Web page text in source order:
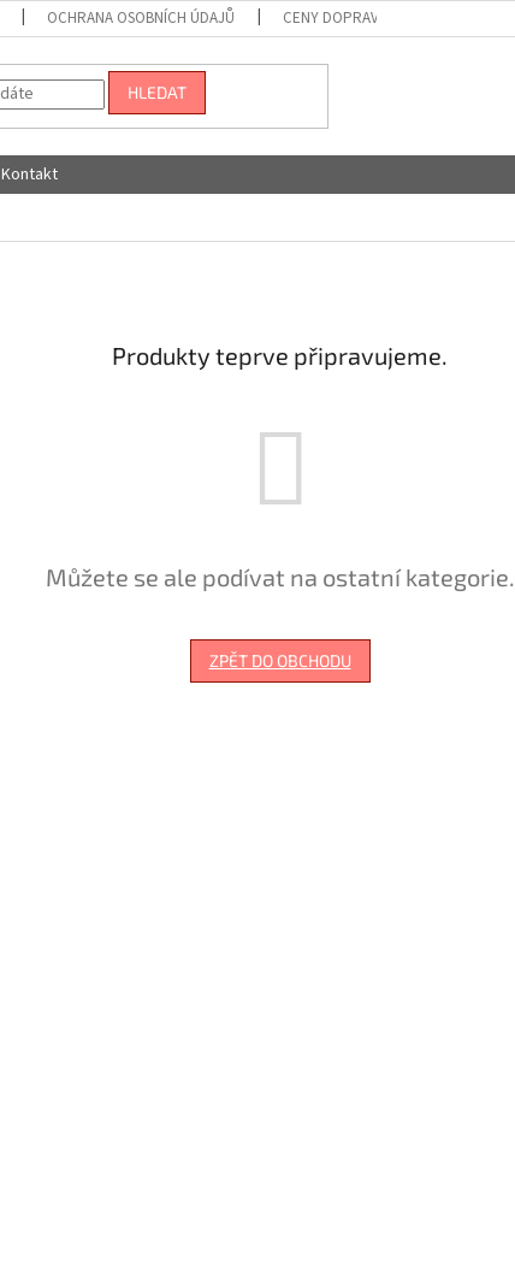
OCHRANA OSOBNÍCH ÚDAJŮ CENY DOPRAVY
HLEDAT
Kontakt
Produkty teprve připravujeme.
Můžete se ale podívat na ostatní kategorie.
ZPĚT DO OBCHODU